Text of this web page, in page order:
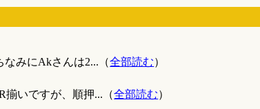
なみにAkさんは2...（全部読む）
揃いですが、順押...（全部読む）